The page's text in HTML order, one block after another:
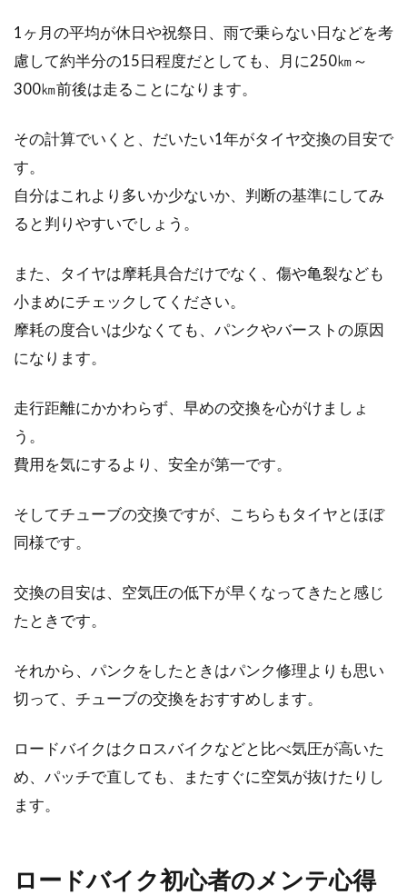
変えられない旅行！
自転車で日本を一周する人も出て来ています。
が住んでいる町も...
シマノ製コンポーネント付き10万円
ロードバイクは、比較的ママチャリやクロスバ
が欲しい...
スポーツデポの自転車ウェアってど
自転車を買ってしばらくすると欲しくなるの
皆様はビアンキの自転車に乗っていますか？お
のあるビ...
1ヶ月の平均が休日や祝祭日、雨で乗らない日などを考
慮して約半分の15日程度だとしても、月に250㎞～
300㎞前後は走ることになります。
その計算でいくと、だいたい1年がタイヤ交換の目安で
す。
自分はこれより多いか少ないか、判断の基準にしてみ
ると判りやすいでしょう。
また、タイヤは摩耗具合だけでなく、傷や亀裂なども
小まめにチェックしてください。
摩耗の度合いは少なくても、パンクやバーストの原因
になります。
走行距離にかかわらず、早めの交換を心がけましょ
う。
費用を気にするより、安全が第一です。
そしてチューブの交換ですが、こちらもタイヤとほぼ
同様です。
交換の目安は、空気圧の低下が早くなってきたと感じ
たときです。
それから、パンクをしたときはパンク修理よりも思い
切って、チューブの交換をおすすめします。
ロードバイクはクロスバイクなどと比べ気圧が高いた
め、パッチで直しても、またすぐに空気が抜けたりし
ます。
ロードバイク初心者のメンテ心得